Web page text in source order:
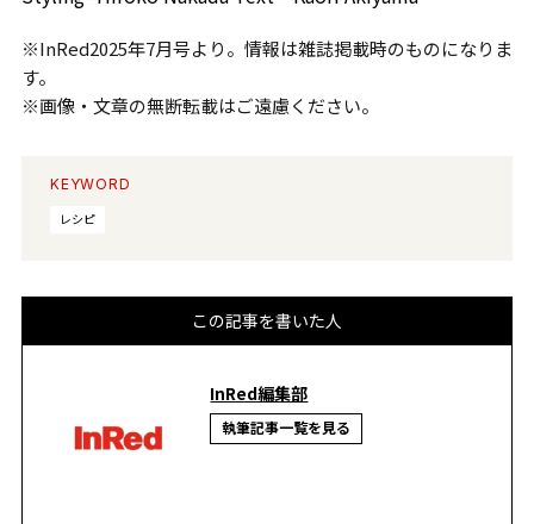
※InRed2025年7月号より。情報は雑誌掲載時のものになりま
す。
※画像・文章の無断転載はご遠慮ください。
KEYWORD
レシピ
この記事を書いた人
InRed編集部
執筆記事一覧を見る